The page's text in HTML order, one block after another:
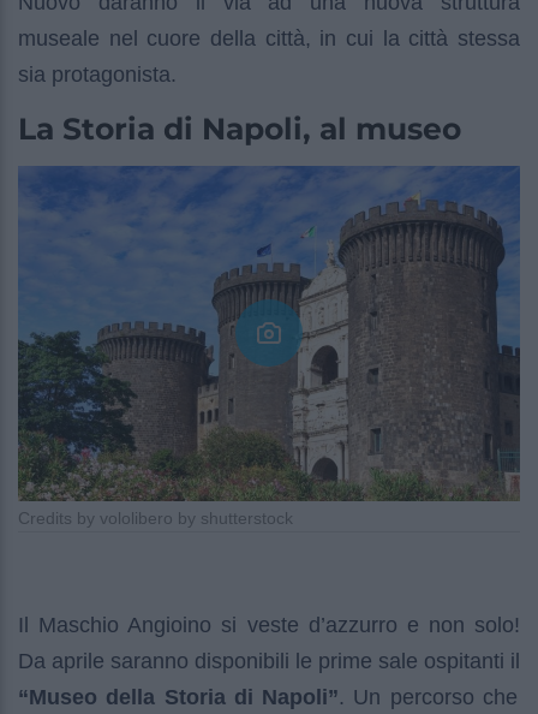
museale nel cuore della città, in cui la città stessa
sia protagonista.
La Storia di Napoli, al museo
Credits by vololibero by shutterstock
Il Maschio Angioino si veste d’azzurro e non solo!
Da aprile saranno disponibili le prime sale ospitanti il
“Museo della Storia di Napoli”. Un percorso che